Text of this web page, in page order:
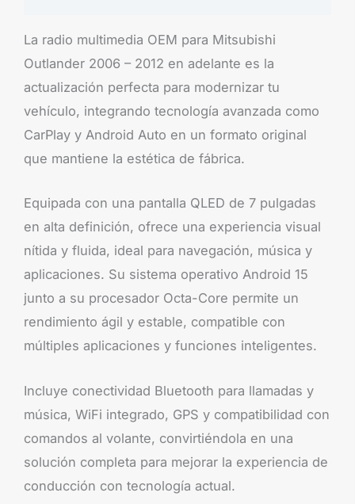
La radio multimedia OEM para Mitsubishi
Outlander 2006 – 2012 en adelante es la
actualización perfecta para modernizar tu
vehículo, integrando tecnología avanzada como
CarPlay y Android Auto en un formato original
que mantiene la estética de fábrica.
Equipada con una pantalla QLED de 7 pulgadas
en alta definición, ofrece una experiencia visual
nítida y fluida, ideal para navegación, música y
aplicaciones. Su sistema operativo Android 15
junto a su procesador Octa-Core permite un
rendimiento ágil y estable, compatible con
múltiples aplicaciones y funciones inteligentes.
Incluye conectividad Bluetooth para llamadas y
música, WiFi integrado, GPS y compatibilidad con
comandos al volante, convirtiéndola en una
solución completa para mejorar la experiencia de
conducción con tecnología actual.